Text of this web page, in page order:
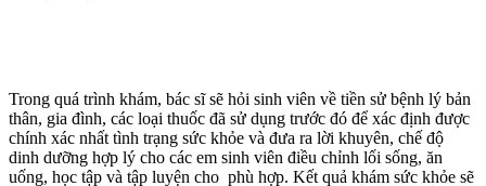
Trong quá trình khám, bác sĩ sẽ hỏi sinh viên về tiền sử bệnh lý bản
thân, gia đình, các loại thuốc đã sử dụng trước đó để xác định được
chính xác nhất tình trạng sức khỏe và đưa ra lời khuyên, chế độ
dinh dưỡng hợp lý cho các em sinh viên điều chỉnh lối sống, ăn
uống, học tập và tập luyện cho phù hợp. Kết quả khám sức khỏe sẽ